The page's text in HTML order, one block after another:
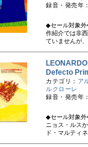
録音・発売年
◆セール対象外
作紹介では非
ていませんが
Defecto
カテゴリ： ア
ルクローレ
録音・発売年
◆セール対象外
ニョス・ルス
ド・マルティ